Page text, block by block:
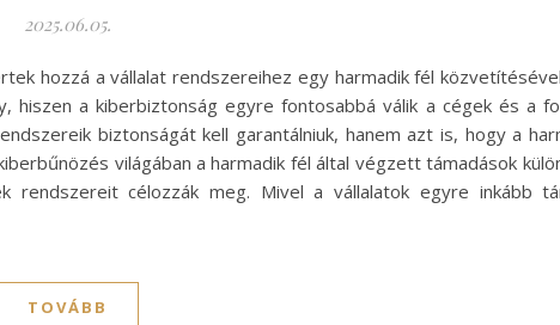
2025.06.05.
hozzá a vállalat rendszereihez egy harmadik fél
a kiberbiztonság egyre fontosabbá válik a cégek és a
biztonságát kell garantálniuk, hanem azt is, hogy a
világában a harmadik fél által végzett támadások
rendszereit célozzák meg. Mivel a vállalatok egyre inkább
TOVÁBB